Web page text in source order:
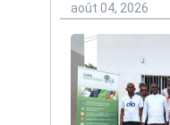
août 04, 2026